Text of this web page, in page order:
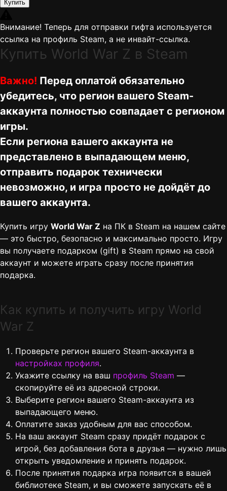
Купить
Внимание! Теперь для отправки гифта используется
ссылка на профиль Steam, а не инвайт-ссылка.
Купить World War Z в Steam
Важно! Перед оплатой обязательно
убедитесь, что регион вашего Steam-
аккаунта полностью совпадает с регионом
игры.
Если региона вашего аккаунта не
представлено в выпадающем меню,
отправить подарок технически
невозможно, и игра просто не дойдёт до
вашего аккаунта.
Купить игру World War Z на ПК в Steam на нашем сайте
— это быстро, безопасно и максимально просто. Игру
вы получаете подарком (gift) в Steam прямо на свой
аккаунт и можете играть сразу после принятия
подарка.
Как купить и получить игру World
War Z
Проверьте регион вашего Steam-аккаунта в
настройках профиля.
Укажите ссылку на ваш профиль Steam —
скопируйте её из адресной строки.
Выберите регион вашего Steam-аккаунта из
выпадающего меню.
Оплатите заказ удобным для вас способом.
На ваш аккаунт Steam сразу придёт подарок с
игрой, без добавления бота в друзья — нужно лишь
открыть уведомление и принять подарок.
После принятия подарка игра появится в вашей
библиотеке Steam, и вы сможете запускать её в